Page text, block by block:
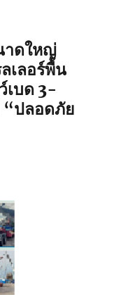
าดใหญ่
ลเลอร์พื้น
เบด 3-
“ปลอดภัย